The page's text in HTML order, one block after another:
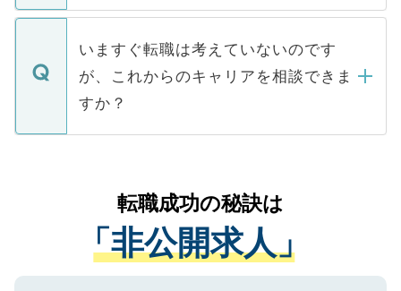
関を公にしてしまうと、応募が殺到する場
に、医療機関が求める条件に合った人材の
みを人材紹介会社に依頼するケースが増え
ています。
定を承諾する必要はありません。内定先へ
の辞退の連絡はキャリアパートナーが行い
ますので、ご安心ください。
個人情報が漏えいすることはありませんの
で、ご安心ください。当サイトからの登録
などで収集したご登録者様の個人情報は、
ご本人のキャリアアップおよび転職活動の
支援を目的に使用いたします。お預かりし
ているすべての個人データはご本人の許可
は、個人情報の取り扱いについての厳密な
管理基準を満たした事業者のみに付与され
る、プライバシーマークを取得済みです。
ご登録いただいた個人情報は、SSL（デー
いますぐ転職は考えていないのです
が、これからのキャリアを相談できま
すか？
かがいして、現在の医療機関の状況や紹介
経験をまじえながら、適切なアドバイスを
させていただきます。すぐにご転職をされ
ない方には、長期的なサポートが可能です
ので、まずはご登録ください。
転職成功の秘訣は
「非公開求人」